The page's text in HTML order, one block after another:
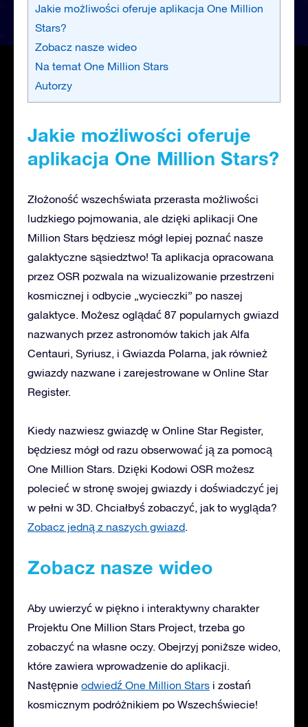
Jakie możliwości oferuje aplikacja One Million
Stars?
Zobacz nasze wideo
Na temat One Million Stars
Autorzy
Jakie możliwości oferuje
aplikacja One Million Stars?
Złożoność wszechświata przerasta możliwości
ludzkiego pojmowania, ale dzięki aplikacji One
Million Stars będziesz mógł lepiej poznać nasze
galaktyczne sąsiedztwo! Ta aplikacja opracowana
przez OSR pozwala na wizualizowanie przestrzeni
kosmicznej i odbycie „wycieczki” po naszej
galaktyce. Możesz oglądać 87 popularnych gwiazd
nazwanych przez astronomów takich jak Alfa
Centauri, Syriusz, i Gwiazda Polarna, jak również
gwiazdy nazwane i zarejestrowane w Online Star
Register.
Kiedy nazwiesz gwiazdę w Online Star Register,
będziesz mógł od razu obserwować ją za pomocą
One Million Stars. Dzięki Kodowi OSR możesz
polecieć w stronę swojej gwiazdy i doświadczyć jej
w pełni w 3D. Chciałbyś zobaczyć, jak to wygląda?
Zobacz jedną z naszych gwiazd.
Zobacz nasze wideo
Aby uwierzyć w piękno i interaktywny charakter
Projektu One Million Stars Project, trzeba go
zobaczyć na własne oczy. Obejrzyj poniższe wideo,
które zawiera wprowadzenie do aplikacji.
Następnie odwiedź One Million Stars i zostań
kosmicznym podróżnikiem po Wszechświecie!